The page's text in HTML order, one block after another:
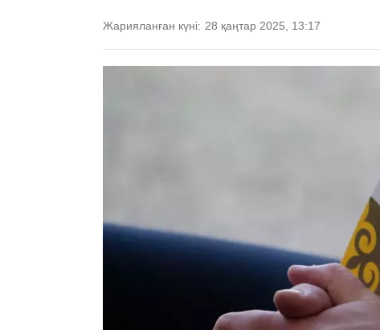
Жарияланған күні: 28 қаңтар 2025, 13:17